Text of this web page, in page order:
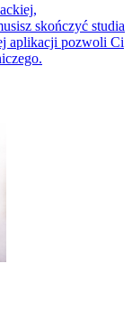
skończyć studia
aplikacji pozwoli Ci